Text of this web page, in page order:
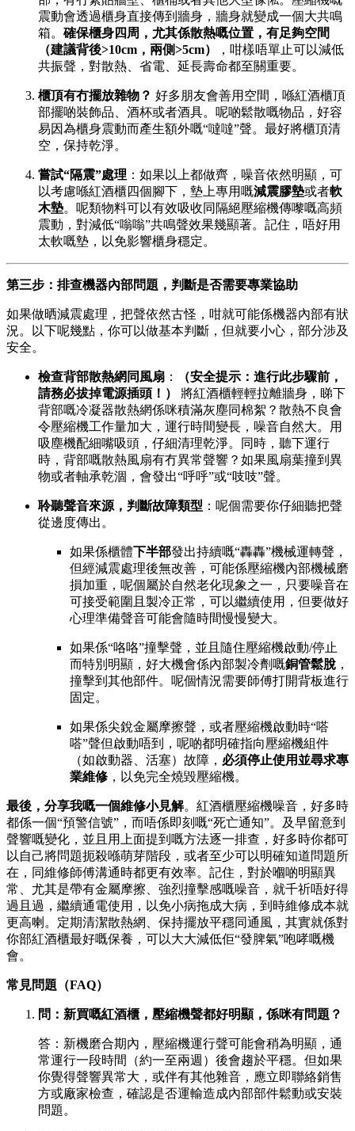
震動會透過櫃身直接傳到牆身，牆身就變成一個大共鳴
箱。 確保櫃身四周，尤其係散熱嘅位置，有足夠空間
（建議背後>10cm，兩側>5cm）
，咁樣唔單止可以減低
共振聲，對散熱、省電、延長壽命都至關重要。
櫃頂有冇擺放雜物？ 好多朋友會善用空間，喺紅酒櫃頂
部擺啲裝飾品、酒杯或者酒具。呢啲鬆散嘅物品，好容
易因為櫃身震動而產生額外嘅“噠噠”聲。最好將櫃頂清
空，保持乾淨。
嘗試“隔震”處理 ：如果以上都做齊，噪音依然明顯，可
以考慮喺紅酒櫃四個腳下，墊上專用嘅減震膠墊或者軟
木墊。呢類物料可以有效吸收同隔絕壓縮機傳嚟嘅高頻
震動，對減低“嗡嗡”共鳴聲效果幾顯著。記住，唔好用
太軟嘅墊，以免影響櫃身穩定。
第三步：排查機器內部問題，判斷是否需要專業協助
如果做晒減震處理，把聲依然古怪，咁就可能係機器內部有狀
況。以下呢幾點，你可以做基本判斷，但就要小心，部分涉及
安全。
檢查背部散熱網同風扇 ：
（安全提示：進行此步驟前，
請務必拔掉電源插頭！）
將紅酒櫃輕輕拉離牆身，睇下
背部嘅冷凝器散熱網係咪積滿灰塵同棉絮？散熱不良會
令壓縮機工作量加大，運行時間變長，噪音自然大。用
吸塵機配細嘴吸頭，仔細清理乾淨。同時，聽下運行
時，背部嘅散熱風扇有冇異常聲響？如果風扇葉撞到異
物或者軸承乾涸，會發出“呼呼”或“吱吱”聲。
聆聽聲音來源，判斷故障類型 ：呢個需要你仔細聽把聲
從邊度傳出。
如果係櫃體下半部發出持續嘅“轟轟”機械運轉聲，
但經減震處理後無改善，可能係壓縮機內部機械磨
損加重，呢個屬於自然老化現象之一，只要噪音在
可接受範圍且製冷正常，可以繼續使用，但要做好
心理準備聲音可能會隨時間慢慢變大。
如果係“咯咯”撞擊聲，並且隨住壓縮機啟動/停止
而特別明顯，好大機會係內部製冷劑嘅銅管鬆脫 ，
撞擊到其他部件。呢個情況需要師傅打開背板進行
固定。
如果係尖銳金屬摩擦聲，或者壓縮機啟動時“嗒
嗒”聲但啟動唔到，呢啲都明確指向壓縮機組件
（如啟動器、活塞）故障， 必須停止使用並尋求專
業維修 ，以免完全燒毀壓縮機。
最後，分享我嘅一個維修小見解。紅酒櫃壓縮機噪音，好多時
都係一個“預警信號”，而唔係即刻嘅“死亡通知”。及早留意到
聲響嘅變化，並且用上面提到嘅方法逐一排查，好多時你都可
以自己將問題扼殺喺萌芽階段，或者至少可以明確知道問題所
在，同維修師傅溝通時都更有效率。記住，對於嗰啲明顯異
常、尤其是帶有金屬摩擦、強烈撞擊感嘅噪音，就千祈唔好得
過且過，繼續通電使用，以免小病拖成大病，到時維修成本就
更高喇。定期清潔散熱網、保持擺放平穩同通風，其實就係對
你部紅酒櫃最好嘅保養，可以大大減低佢“發脾氣”咆哮嘅機
會。
常見問題（FAQ）
問：新買嘅紅酒櫃，壓縮機聲都好明顯，係咪有問題？
答：新機磨合期內，壓縮機運行聲可能會稍為明顯，通
常運行一段時間（約一至兩週）後會趨於平穩。但如果
你覺得聲響異常大，或伴有其他雜音，應立即聯絡銷售
方或廠家檢查，確認是否運輸造成內部部件鬆動或安裝
問題。